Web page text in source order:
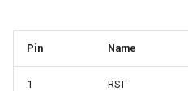
Pin Name
1 RST